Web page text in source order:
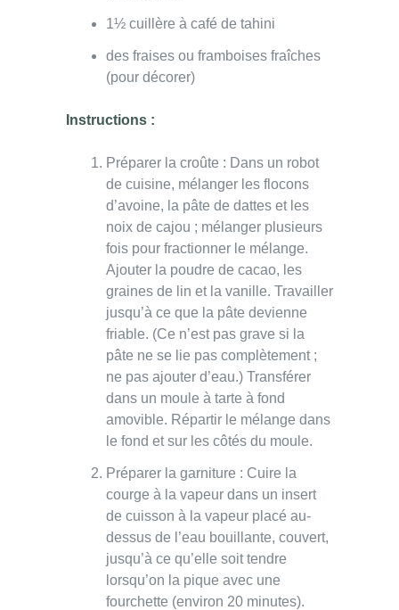
1½ cuillère à café de tahini
des fraises ou framboises fraîches
(pour décorer)
Instructions :
Préparer la croûte : Dans un robot
de cuisine, mélanger les flocons
d’avoine, la pâte de dattes et les
noix de cajou ; mélanger plusieurs
fois pour fractionner le mélange.
Ajouter la poudre de cacao, les
graines de lin et la vanille. Travailler
jusqu’à ce que la pâte devienne
friable. (Ce n’est pas grave si la
pâte ne se lie pas complètement ;
ne pas ajouter d’eau.) Transférer
dans un moule à tarte à fond
amovible. Répartir le mélange dans
le fond et sur les côtés du moule.
Préparer la garniture : Cuire la
courge à la vapeur dans un insert
de cuisson à la vapeur placé au-
dessus de l’eau bouillante, couvert,
jusqu’à ce qu’elle soit tendre
lorsqu’on la pique avec une
fourchette (environ 20 minutes).